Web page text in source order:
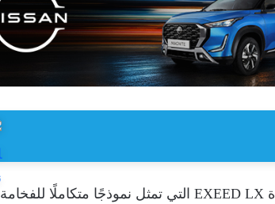
عن إطلاق سيارتها الجديدة EXEED LX التي تمثل نموذجًا متكاملًا للفخامة